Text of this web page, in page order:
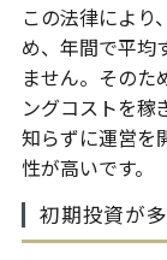
この法律により
め、年間で平均
ません。そのた
ングコストを稼
知らずに運営を
性が高いです。
初期投資が